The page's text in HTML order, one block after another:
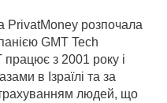
PrivatMoney розпочала
GMT Tech
з 2001 року і
в Ізраїлі та за
людей, що